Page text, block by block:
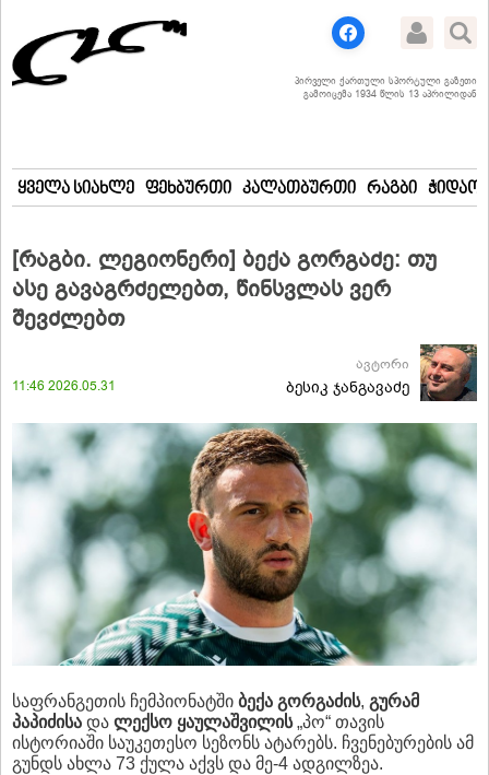
პირველი ქართული სპორტული გაზეთი
გამოიცემა 1934 წლის 13 აპრილიდან
ყველა სიახლე ფეხბურთი კალათბურთი რაგბი
[რაგბი. ლეგიონერი] ბექა გორგაძე: თუ
ასე გავაგრძელებთ, წინსვლას ვერ
შევძლებთ
11:46 2026.05.31
ავტორი
ბესიკ ჯანგავაძე
საფრანგეთის ჩემპიონატში ბექა გორგაძის, გურამ
პაპიძისა და ლექსო ყაულაშვილის„პო“ თავის
ისტორიაში საუკეთესო სეზონს ატარებს. ჩვენებურების ამ
გუნდს ახლა 73 ქულა აქვს და მე-4 ადგილზეა.